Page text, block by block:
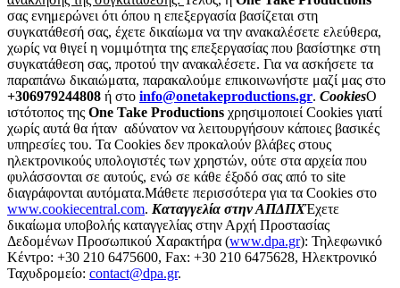
σας ενημερώνει ότι όπου η επεξεργασία βασίζεται στη
συγκατάθεσή σας, έχετε δικαίωμα να την ανακαλέσετε ελεύθερα,
χωρίς να θιγεί η νομιμότητα της επεξεργασίας που βασίστηκε στη
συγκατάθεση σας, προτού την ανακαλέσετε. Για να ασκήσετε τα
παραπάνω δικαιώματα, παρακαλούμε επικοινωνήστε μαζί μας στο
+306979244808 ή στο info@onetakeproductions.gr. CookiesΟ
ιστότοπος της One Take Productions χρησιμοποιεί Cookies γιατί
χωρίς αυτά θα ήταν αδύνατον να λειτουργήσουν κάποιες βασικές
υπηρεσίες του. Τα Cookies δεν προκαλούν βλάβες στους
ηλεκτρονικούς υπολογιστές των χρηστών, ούτε στα αρχεία που
φυλάσσονται σε αυτούς, ενώ σε κάθε έξοδό σας από το site
διαγράφονται αυτόματα.Μάθετε περισσότερα για τα Cookies στο
www.cookiecentral.com. Καταγγελία στην ΑΠΔΠΧΈχετε
δικαίωμα υποβολής καταγγελίας στην Αρχή Προστασίας
Δεδομένων Προσωπικού Χαρακτήρα (www.dpa.gr): Τηλεφωνικό
Κέντρο: +30 210 6475600, Fax: +30 210 6475628, Ηλεκτρονικό
Ταχυδρομείο: contact@dpa.gr.